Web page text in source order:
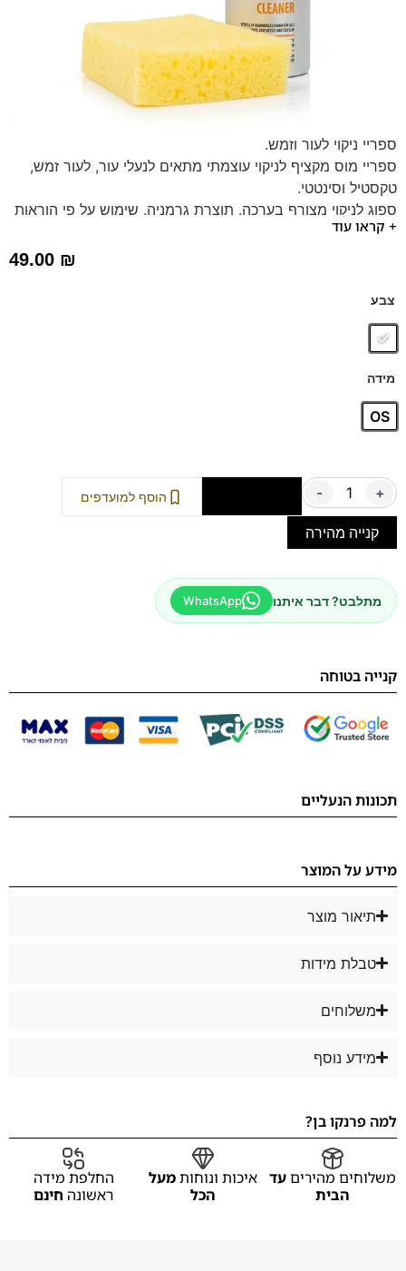
ספריי ניקוי לעור וזמש.
ספריי מוס מקציף לניקוי עוצמתי מתאים לנעלי עור, לעור זמש,
טקסטיל וסינטטי.
ספוג לניקוי מצורף בערכה. תוצרת גרמניה. שימוש על פי הוראות
יצרן.
+ קראו עוד
49.00 ₪
צבע
מידה
OS
- + הוסף למועדפים
קנייה מהירה
מתלבט? דבר איתנו WhatsApp
קנייה בטוחה
תכונות הנעליים
מידע על המוצר
תיאור מוצר
טבלת מידות
משלוחים
מידע נוסף
למה פרנקו בן?
משלוחים מהיריםעד
הבית
איכות ונוחותמעל
הכל
החלפת מידה
ראשונה חינם